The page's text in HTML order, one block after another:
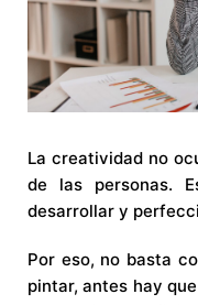
La creatividad no
de las personas.
desarrollar y
Por eso, no basta
pintar, antes hay